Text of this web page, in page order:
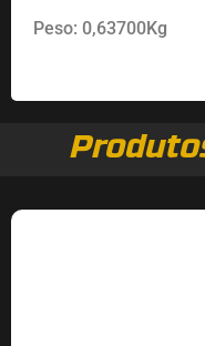
Peso: 0,63700Kg